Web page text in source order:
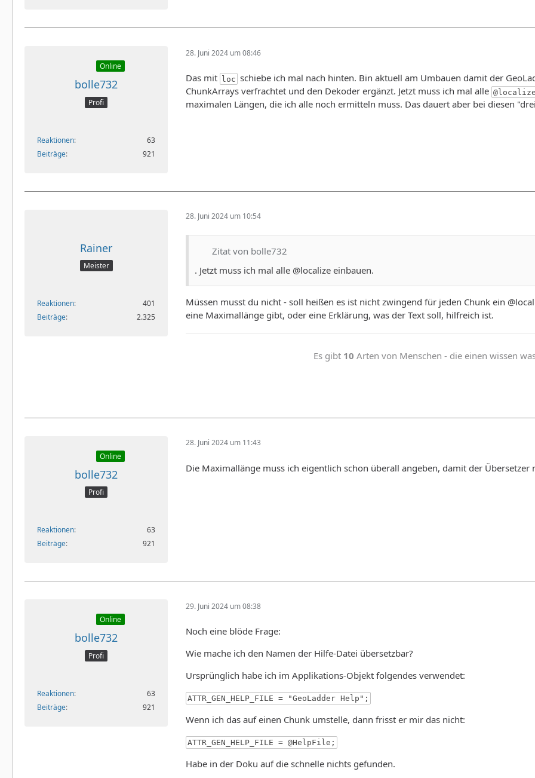
Online
bolle732
Profi
Reaktionen
63
Beiträge
921
28. Juni 2024 um 08:46
Das mit loc schiebe ich mal nach hinten. Bin aktuell am Umbauen damit der
ChunkArrays verfrachtet und den Dekoder ergänzt. Jetzt muss ich mal alle
maximalen Längen, die ich alle noch ermitteln muss. Das dauert aber bei diesen
Rainer
Meister
Reaktionen
401
Beiträge
2.325
28. Juni 2024 um 10:54
Zitat von bolle732
. Jetzt muss ich mal alle @localize einbauen.
Müssen musst du nicht - soll heißen es ist nicht zwingend für jeden Chunk ein
eine Maximallänge gibt, oder eine Erklärung, was der Text soll, hilfreich ist.
Es gibt 10 Arten von Menschen - die einen wissen
Online
bolle732
Profi
Reaktionen
63
Beiträge
921
28. Juni 2024 um 11:43
Die Maximallänge muss ich eigentlich schon überall angeben, damit der
Online
bolle732
Profi
Reaktionen
63
Beiträge
921
29. Juni 2024 um 08:38
Noch eine blöde Frage:
Wie mache ich den Namen der Hilfe-Datei übersetzbar?
Ursprünglich habe ich im Applikations-Objekt folgendes verwendet:
ATTR_GEN_HELP_FILE = "GeoLadder Help";
Wenn ich das auf einen Chunk umstelle, dann frisst er mir das nicht:
ATTR_GEN_HELP_FILE = @HelpFile;
Habe in der Doku auf die schnelle nichts gefunden.